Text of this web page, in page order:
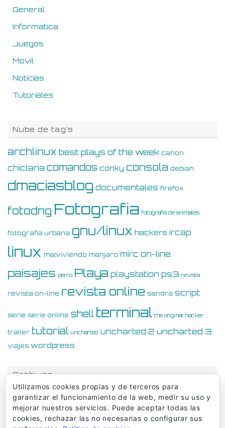
General
Informatica
Juegos
Movil
Noticias
Tutoriales
Nube de tag’s
archlinux best plays of the week canon
chiclana comandos conky consola debian
dmaciasblog documentales firefox
fotodng Fotografia fotografia de animales
fotografia urbana gnu/linux hackers ircap
linux malviviendo manjaro mirc on-line
paisajes perro Playa playstation ps3 revista
revista on-line revista online sandra script
serie serie online shell terminal the original hacker
trailer tutorial uncharted uncharted 2 uncharted 3
viajes wordpress
Archivos
Archivos
Utilizamos cookies propias y de terceros para
garantizar el funcionamiento de la web, medir su uso y
mejorar nuestros servicios. Puede aceptar todas las
cookies, rechazar las no necesarias o configurar sus